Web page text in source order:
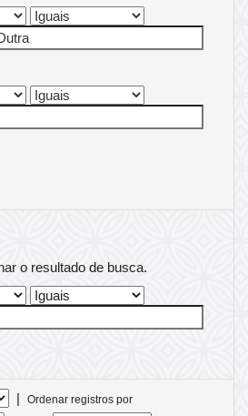
o resultado de busca.
|
Ordenar registros por